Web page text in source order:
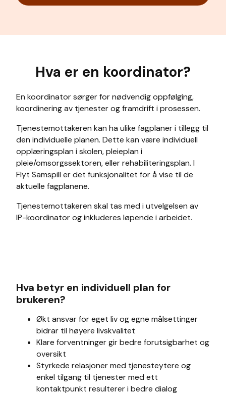
Hva er en koordinator?
En koordinator sørger for nødvendig oppfølging,
koordinering av tjenester og framdrift i prosessen.
Tjenestemottakeren kan ha ulike fagplaner i tillegg til
den individuelle planen. Dette kan være individuell
opplæringsplan i skolen, pleieplan i
pleie/omsorgssektoren, eller rehabiliteringsplan. I
Flyt Samspill er det funksjonalitet for å vise til de
aktuelle fagplanene.
Tjenestemottakeren skal tas med i utvelgelsen av
IP-koordinator og inkluderes løpende i arbeidet.
Hva betyr en individuell plan for
brukeren?
Økt ansvar for eget liv og egne målsettinger
bidrar til høyere livskvalitet
Klare forventninger gir bedre forutsigbarhet og
oversikt
Styrkede relasjoner med tjenesteytere og
enkel tilgang til tjenester med ett
kontaktpunkt resulterer i bedre dialog